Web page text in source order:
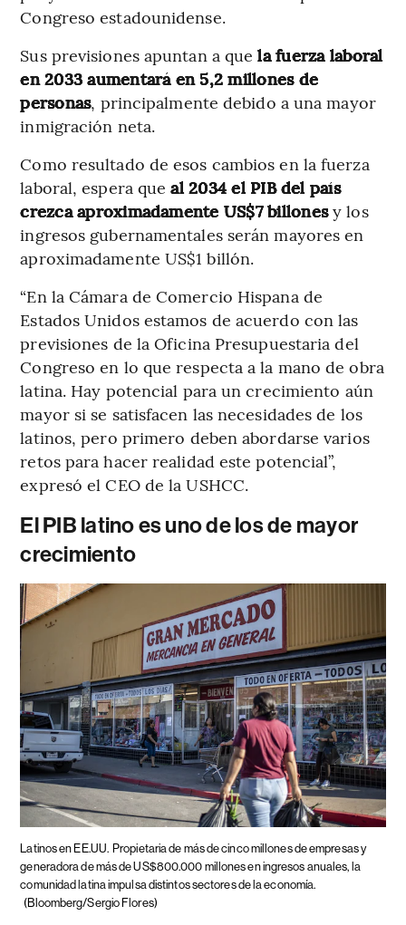
Congreso estadounidense.
Sus previsiones apuntan a quela fuerza laboral
en 2033 aumentará en 5,2 millones de
personas, principalmente debido a una mayor
inmigración neta.
Como resultado de esos cambios en la fuerza
laboral, espera queal 2034 el PIB del país
crezca aproximadamente US$7 billonesy los
ingresos gubernamentales serán mayores en
aproximadamente US$1 billón.
“En la Cámara de Comercio Hispana de
Estados Unidos estamos de acuerdo con las
previsiones de la Oficina Presupuestaria del
Congreso en lo que respecta a la mano de obra
latina. Hay potencial para un crecimiento aún
mayor si se satisfacen las necesidades de los
latinos, pero primero deben abordarse varios
retos para hacer realidad este potencial”,
expresó el CEO de la USHCC.
El PIB latino es uno de los de mayor
crecimiento
Latinos en EE.UU. Propietaria de más de cinco millones de empresas y
generadora de más de US$800.000 millones en ingresos anuales, la
comunidad latina impulsa distintos sectores de la economía.
(Bloomberg/Sergio Flores)